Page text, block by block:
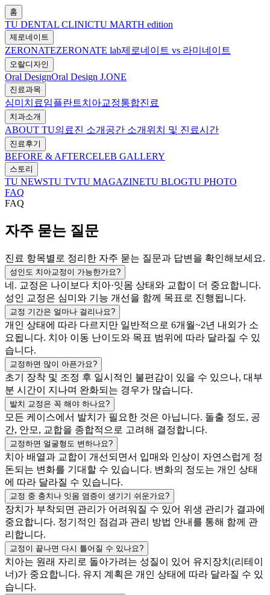
홈
TU DENTAL CLINICTU MARTH edition
제로네이트
ZERONATEZERONATE lab제로네이트 vs 라미네이트
오랄디자인
Oral DesignOral Design J.ONE
진료과목
심미치료임플란트치아교정통합진료
치과소개
ABOUT TU의료진 소개 공간 소개 위치 및 진료시간
진료후기
BEFORE & AFTERCELEB GALLERY
스토리
TU NEWSTU TVTU MAGAZINETU BLOGTU PHOTO
FAQ
FAQ
자주 묻는 질문
진료 항목별로 정리한 자주 묻는 질문과 답변을 확인해보세요.
성인도 치아교정이 가능한가요?
네. 교정은 나이보다 치아·잇몸 상태와 교합이 더 중요합니다.
성인 교정은 심미와 기능 개선을 함께 목표로 진행됩니다.
교정 기간은 얼마나 걸리나요?
개인 상태에 따라 다르지만 일반적으로 6개월~2년 내외가 소
요됩니다. 치아 이동 난이도와 목표 범위에 따라 달라질 수 있
습니다.
교정하면 많이 아픈가요?
초기 장착 및 조정 후 일시적인 불편감이 있을 수 있으나, 대부
분 시간이 지나며 완화되는 경우가 많습니다.
발치 교정은 꼭 해야 하나요?
모든 케이스에서 발치가 필요한 것은 아닙니다. 돌출 정도, 공
간, 안모, 교합을 종합적으로 고려해 결정합니다.
교정하면 얼굴형도 변하나요?
치아 배열과 교합이 개선되면서 입매와 인상이 자연스럽게 정
돈되는 변화를 기대할 수 있습니다. 변화의 정도는 개인 상태
에 따라 달라질 수 있습니다.
교정 중 충치나 잇몸 염증이 생기기 쉬운가요?
장치가 부착되면 관리가 어려워질 수 있어 위생 관리가 결과에
중요합니다. 정기적인 점검과 관리 방법 안내를 통해 함께 관
리합니다.
교정이 끝나면 다시 틀어질 수 있나요?
치아는 원래 자리로 돌아가려는 성질이 있어 유지장치(리테이
너)가 중요합니다. 유지 계획은 개인 상태에 따라 달라질 수 있
습니다.